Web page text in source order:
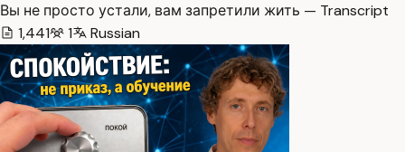
Вы не просто устали, вам запретили жить — Transcript
1,441
1 Russian